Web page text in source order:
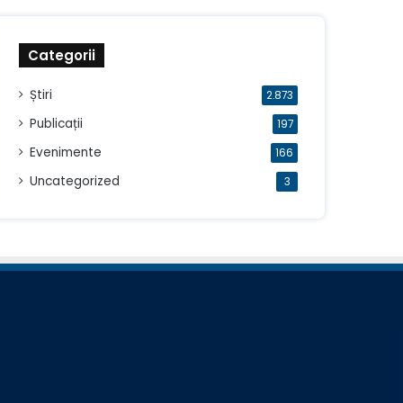
Categorii
Știri 2.873
Publicații 197
Evenimente 166
Uncategorized 3